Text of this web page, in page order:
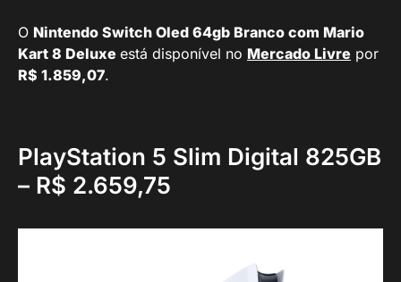
O Nintendo Switch Oled 64gb Branco com Mario
Kart 8 Deluxe está disponível no Mercado Livre por
R$ 1.859,07.
PlayStation 5 Slim Digital 825GB
– R$ 2.659,75